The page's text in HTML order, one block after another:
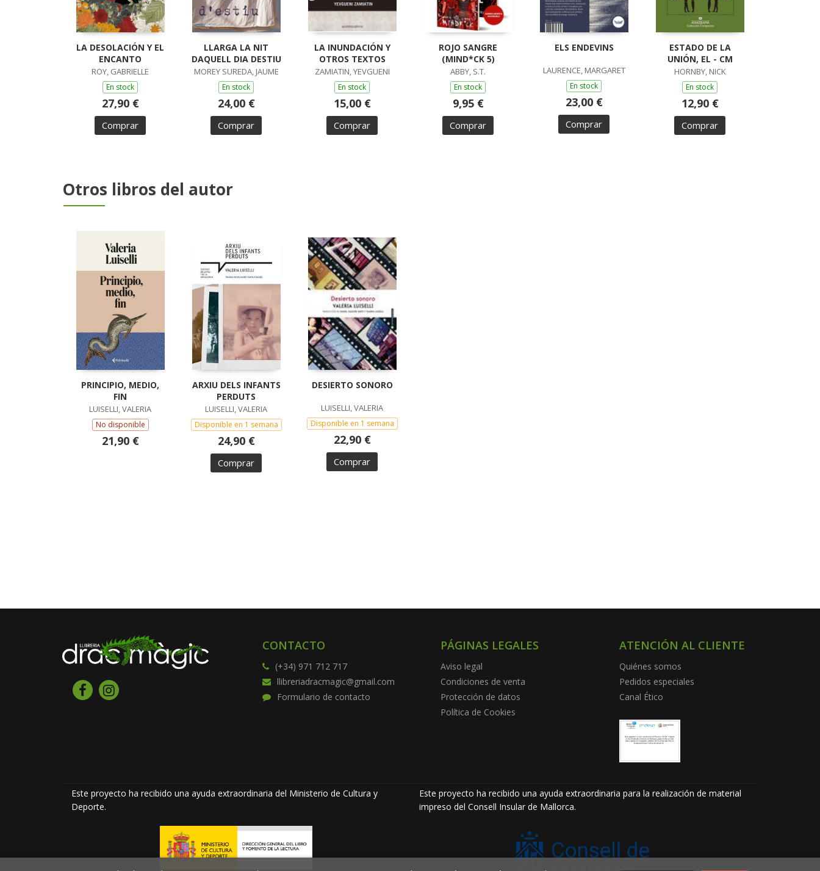
LA DESOLACIÓN Y EL
ENCANTO
ROY, GABRIELLE
En stock
27,90 €
Comprar
LLARGA LA NIT
DAQUELL DIA DESTIU
MOREY SUREDA, JAUME
En stock
24,00 €
Comprar
LA INUNDACIÓN Y
OTROS TEXTOS
ZAMIATIN, YEVGUENI
En stock
15,00 €
Comprar
ROJO SANGRE
(MIND*CK 5)
ABBY, S.T.
En stock
9,95 €
Comprar
ELS ENDEVINS
LAURENCE, MARGARET
En stock
23,00 €
Comprar
ESTADO DE LA
UNIÓN, EL - CM
HORNBY, NICK
En stock
12,90 €
Comprar
Otros libros del autor
PRINCIPIO, MEDIO,
FIN
LUISELLI, VALERIA
No disponible
21,90 €
ARXIU DELS INFANTS
PERDUTS
LUISELLI, VALERIA
Disponible en 1 semana
24,90 €
Comprar
DESIERTO SONORO
LUISELLI, VALERIA
Disponible en 1 semana
22,90 €
Comprar
CONTACTO
(+34) 971 712 717
llibreriadracmagic@gmail.com
Formulario de contacto
PÁGINAS LEGALES
Aviso legal
Condiciones de venta
Protección de datos
Política de Cookies
ATENCIÓN AL CLIENTE
Quiénes somos
Pedidos especiales
Canal Ético
Este proyecto ha recibido una ayuda extraordinaria del Ministerio de Cultura y
Deporte.
Este proyecto ha recibido una ayuda extraordinaria para la realización de material
impreso del Consell Insular de Mallorca.